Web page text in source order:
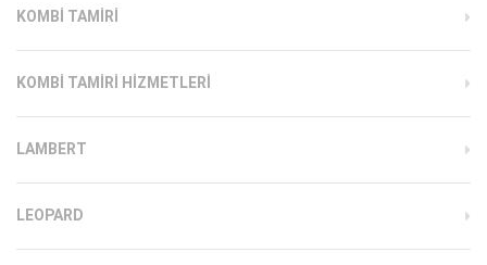
KOMBI TAMIRI
KOMBI TAMIRI HIZMETLERI
LAMBERT
LEOPARD